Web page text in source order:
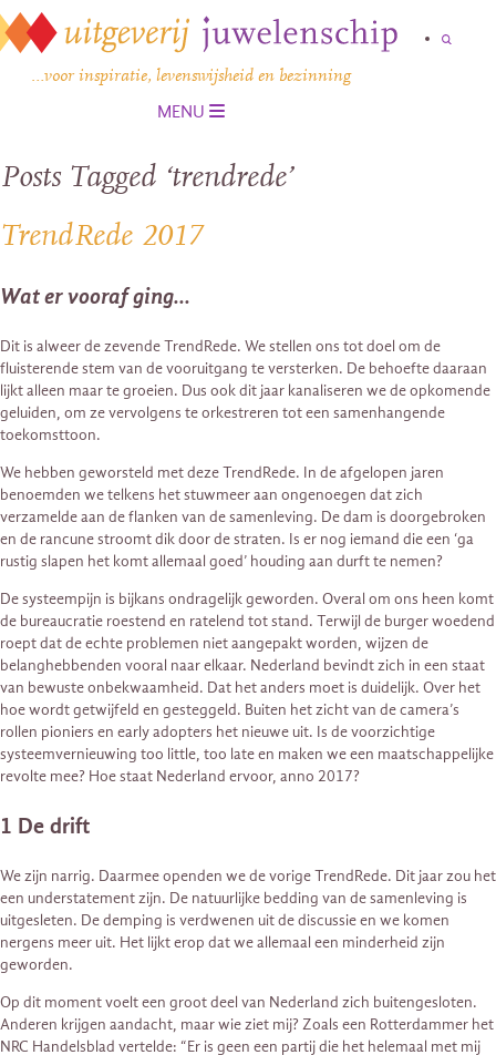
…voor inspiratie, levenswijsheid en bezinning
MENU
Posts Tagged ‘trendrede’
TrendRede 2017
Wat er vooraf ging…
Dit is alweer de zevende TrendRede. We stellen ons tot doel om de
fluisterende stem van de vooruitgang te versterken. De behoefte daaraan
lijkt alleen maar te groeien. Dus ook dit jaar kanaliseren we de opkomende
geluiden, om ze vervolgens te orkestreren tot een samenhangende
toekomsttoon.
We hebben geworsteld met deze TrendRede. In de afgelopen jaren
benoemden we telkens het stuwmeer aan ongenoegen dat zich
verzamelde aan de flanken van de samenleving. De dam is doorgebroken
en de rancune stroomt dik door de straten. Is er nog iemand die een ‘ga
rustig slapen het komt allemaal goed’ houding aan durft te nemen?
De systeempijn is bijkans ondragelijk geworden. Overal om ons heen komt
de bureaucratie roestend en ratelend tot stand. Terwijl de burger woedend
roept dat de echte problemen niet aangepakt worden, wijzen de
belanghebbenden vooral naar elkaar. Nederland bevindt zich in een staat
van bewuste onbekwaamheid. Dat het anders moet is duidelijk. Over het
hoe wordt getwijfeld en gesteggeld. Buiten het zicht van de camera’s
rollen pioniers en early adopters het nieuwe uit. Is de voorzichtige
systeemvernieuwing too little, too late en maken we een maatschappelijke
revolte mee? Hoe staat Nederland ervoor, anno 2017?
1 De drift
We zijn narrig. Daarmee openden we de vorige TrendRede. Dit jaar zou het
een understatement zijn. De natuurlijke bedding van de samenleving is
uitgesleten. De demping is verdwenen uit de discussie en we komen
nergens meer uit. Het lijkt erop dat we allemaal een minderheid zijn
geworden.
Op dit moment voelt een groot deel van Nederland zich buitengesloten.
Anderen krijgen aandacht, maar wie ziet mij? Zoals een Rotterdammer het
NRC Handelsblad vertelde: “Er is geen een partij die het helemaal met mij